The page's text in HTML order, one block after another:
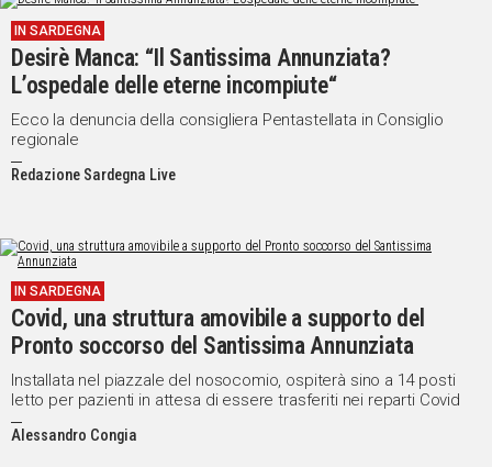
IN SARDEGNA
Desirè Manca: “Il Santissima Annunziata?
L’ospedale delle eterne incompiute“
Ecco la denuncia della consigliera Pentastellata in Consiglio
regionale
Redazione Sardegna Live
IN SARDEGNA
Covid, una struttura amovibile a supporto del
Pronto soccorso del Santissima Annunziata
Installata nel piazzale del nosocomio, ospiterà sino a 14 posti
letto per pazienti in attesa di essere trasferiti nei reparti Covid
Alessandro Congia